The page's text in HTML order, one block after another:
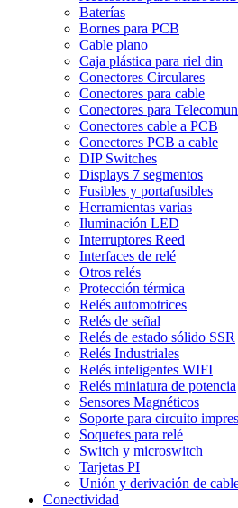
Baterías
Bornes para PCB
Cable plano
Caja plástica para riel din
Conectores Circulares
Conectores para cable
Conectores para
Conectores cable a PCB
Conectores PCB a cable
DIP Switches
Displays 7 segmentos
Fusibles y portafusibles
Herramientas varias
Iluminación LED
Interruptores Reed
Interfaces de relé
Otros relés
Protección térmica
Relés automotrices
Relés de señal
Relés de estado sólido SSR
Relés Industriales
Relés inteligentes WIFI
Relés miniatura de potencia
Sensores Magnéticos
Soporte para circuito
Soquetes para relé
Switch y microswitch
Tarjetas PI
Unión y derivación de
Conectividad